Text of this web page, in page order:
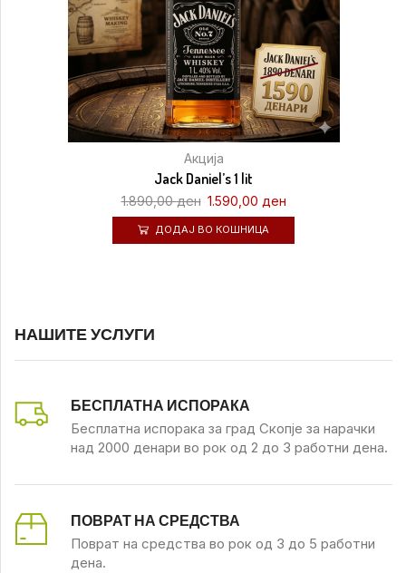
Акција
Jack Daniel’s 1 lit
1.890,00ден 1.590,00 ден
ДОДАЈ ВО КОШНИЦА
НАШИТЕ УСЛУГИ
БЕСПЛАТНА ИСПОРАКА
Бесплатна испорака за град Скопје за нарачки
над 2000 денари во рок од 2 до 3 работни дена.
ПОВРАТ НА СРЕДСТВА
Поврат на средства во рок од 3 до 5 работни
дена.